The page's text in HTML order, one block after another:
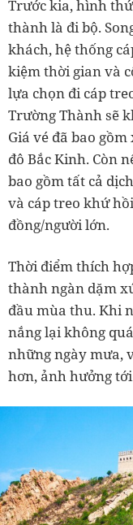
Trước kia, hình
thành là đi bộ.
khách, hệ thống
kiệm thời gian và
lựa chọn đi cáp
Trường Thành sẽ
Giá vé đã bao
đô Bắc Kinh. Còn
bao gồm tất cả
và cáp treo khứ
đồng/người lớn.
Thời điểm thích
thành ngàn dặm
đầu mùa thu. Khi
nắng lại không
những ngày mưa,
hơn, ảnh hưởng